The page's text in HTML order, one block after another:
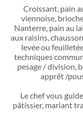
Croissant, pain
viennoise,
Nanterre, pain au
aux raisins,
levée ou
techniques
pesage / division,
apprêt /
Le chef vous
pâtissier, mariant